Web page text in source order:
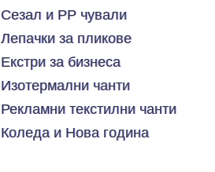
Сезал и PP чували
Лепачки за пликове
Екстри за бизнеса
Изотермални чанти
Рекламни текстилни чанти
Коледа и Нова година